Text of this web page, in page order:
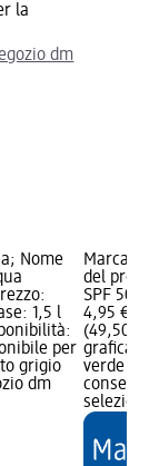
la
dm
Nome
1,5 l
per
grigio
dm
Marca:
del
SPF 50,
4,95 €;
(49,50 €
grafica;
verde